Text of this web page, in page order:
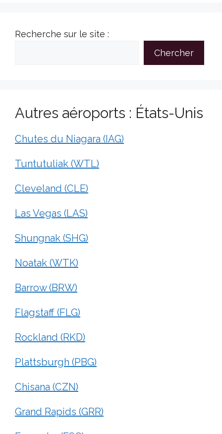
Recherche sur le site :
Chercher
Autres aéroports : États-Unis
Chutes du Niagara (IAG)
Tuntutuliak (WTL)
Cleveland (CLE)
Las Vegas (LAS)
Shungnak (SHG)
Noatak (WTK)
Barrow (BRW)
Flagstaff (FLG)
Rockland (RKD)
Plattsburgh (PBG)
Chisana (CZN)
Grand Rapids (GRR)